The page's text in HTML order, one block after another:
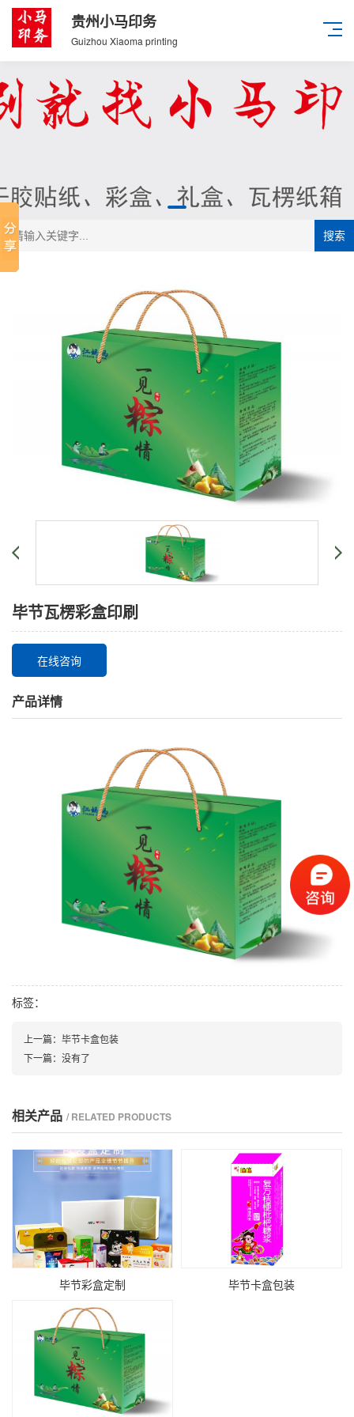
贵州小马印务
Guizhou Xiaoma printing
搜索
毕节瓦楞彩盒印刷
在线咨询
产品详情
标签：
上一篇： 毕节卡盒包装
下一篇：没有了
相关产品 / RELATED PRODUCTS
毕节彩盒定制 毕节卡盒包装